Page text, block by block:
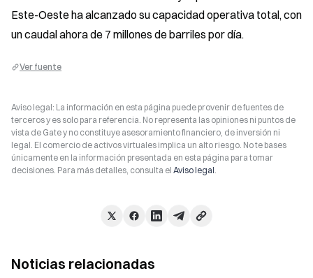
Este-Oeste ha alcanzado su capacidad operativa total, con
un caudal ahora de 7 millones de barriles por día.
Ver fuente
Aviso legal: La información en esta página puede provenir de fuentes de
terceros y es solo para referencia. No representa las opiniones ni puntos de
vista de Gate y no constituye asesoramiento financiero, de inversión ni
legal. El comercio de activos virtuales implica un alto riesgo. No te bases
únicamente en la información presentada en esta página para tomar
decisiones. Para más detalles, consulta el Aviso legal.
Noticias relacionadas